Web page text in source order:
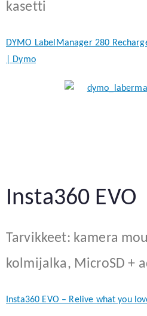
kasetti
DYMO LabelManager 280
| Dymo
Insta360 EVO
Tarvikkeet: kamera
kolmijalka, MicroSD +
Insta360 EVO – Relive what you